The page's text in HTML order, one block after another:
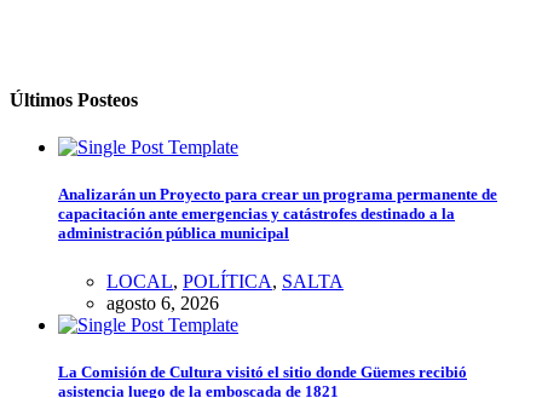
Últimos Posteos
Analizarán un Proyecto para crear un programa permanente de
capacitación ante emergencias y catástrofes destinado a la
administración pública municipal
LOCAL, POLÍTICA, SALTA
agosto 6, 2026
La Comisión de Cultura visitó el sitio donde Güemes recibió
asistencia luego de la emboscada de 1821